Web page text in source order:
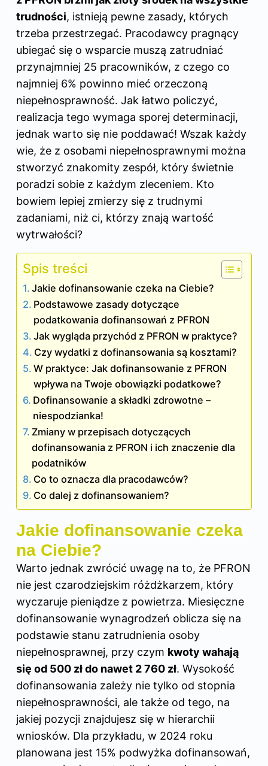
trudności, istnieją pewne zasady, których
trzeba przestrzegać. Pracodawcy pragnący
ubiegać się o wsparcie muszą zatrudniać
przynajmniej 25 pracowników, z czego co
najmniej 6% powinno mieć orzeczoną
niepełnosprawność. Jak łatwo policzyć,
realizacja tego wymaga sporej determinacji,
jednak warto się nie poddawać! Wszak każdy
wie, że z osobami niepełnosprawnymi można
stworzyć znakomity zespół, który świetnie
poradzi sobie z każdym zleceniem. Kto
bowiem lepiej zmierzy się z trudnymi
zadaniami, niż ci, którzy znają wartość
wytrwałości?
Spis treści
Jakie dofinansowanie czeka na Ciebie?
Podstawowe zasady dotyczące
podatkowania dofinansowań z PFRON
Jak wygląda przychód z PFRON w praktyce?
Czy wydatki z dofinansowania są kosztami?
W praktyce: Jak dofinansowanie z PFRON
wpływa na Twoje obowiązki podatkowe?
Dofinansowanie a składki zdrowotne –
niespodzianka!
Zmiany w przepisach dotyczących
dofinansowania z PFRON i ich znaczenie dla
podatników
Co to oznacza dla pracodawców?
Co dalej z dofinansowaniem?
Jakie dofinansowanie czeka
na Ciebie?
Warto jednak zwrócić uwagę na to, że PFRON
nie jest czarodziejskim różdżkarzem, który
wyczaruje pieniądze z powietrza. Miesięczne
dofinansowanie wynagrodzeń oblicza się na
podstawie stanu zatrudnienia osoby
niepełnosprawnej, przy czym kwoty wahają
się od 500 złdo nawet 2 760 zł. Wysokość
dofinansowania zależy nie tylko od stopnia
niepełnosprawności, ale także od tego, na
jakiej pozycji znajdujesz się w hierarchii
wniosków. Dla przykładu, w 2024 roku
planowana jest 15% podwyżka dofinansowań,